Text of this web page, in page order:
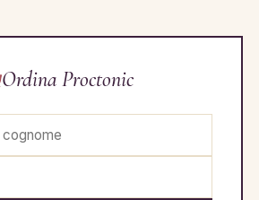
Ordina Proctonic